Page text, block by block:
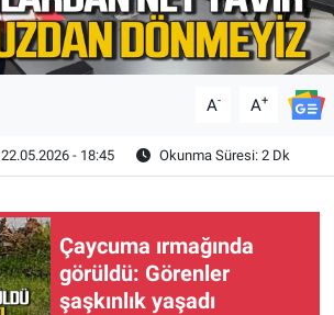
A- A+
22.05.2026 - 18:45 Okunma Süresi: 2 Dk
Çaycuma ırmağında
görüldü: Görenler
şaşkınlık yaşadı